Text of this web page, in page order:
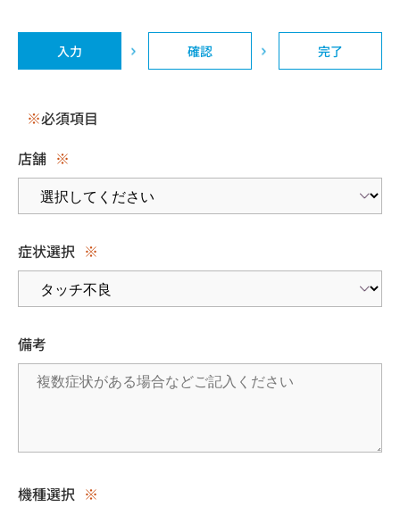
入力 確認 完了
※必須項目
店舗 ※
症状選択 ※
備考
機種選択 ※